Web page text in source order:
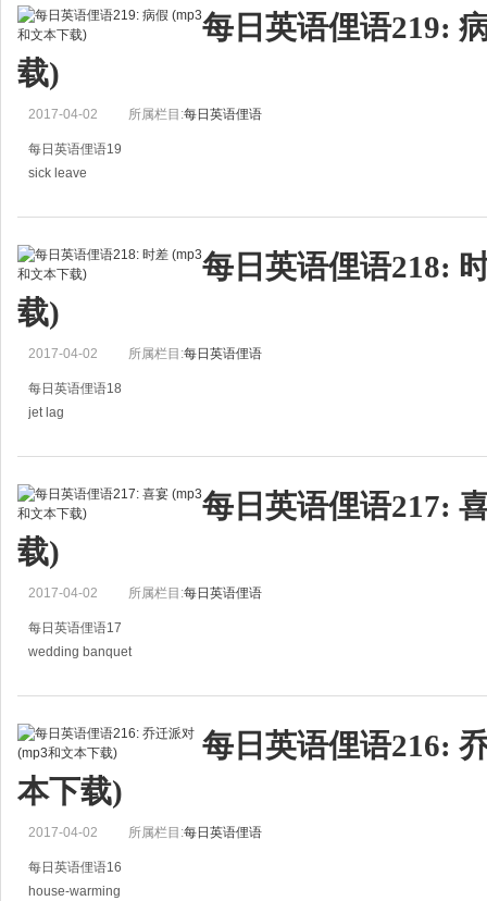
I read a lot of self-help books to get me through the tough times.
我阅读许多有关自助的书来帮我渡过难关。
每日英语俚语219:
载)
2017-04-02 所属栏目:每日英语俚语
每日英语俚语19
sick leave
病假
He had already used all his sick leave this year.
他已经用掉今年所有的病假。
每日英语俚语218:
载)
2017-04-02 所属栏目:每日英语俚语
每日英语俚语18
jet lag
时差
When I travel, I sometimes have jet lag for days!
当我旅行时，我有时需几天的时间调时差。
每日英语俚语217:
载)
2017-04-02 所属栏目:每日英语俚语
每日英语俚语17
wedding banquet
喜宴
I invited everyone I know to my wedding banquet.
我邀请所有我认识的人来参加我的喜宴。
每日英语俚语216:
本下载)
2017-04-02 所属栏目:每日英语俚语
每日英语俚语16
house-warming